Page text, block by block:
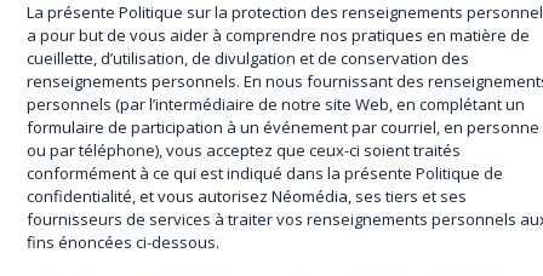
La présente Politique sur la protection des renseignements
a pour but de vous aider à comprendre nos pratiques en matière de
cueillette, d’utilisation, de divulgation et de conservation des
renseignements personnels. En nous fournissant des
personnels (par l’intermédiaire de notre site Web, en complétant un
formulaire de participation à un événement par courriel, en personne
ou par téléphone), vous acceptez que ceux-ci soient traités
conformément à ce qui est indiqué dans la présente Politique de
confidentialité, et vous autorisez Néomédia, ses tiers et ses
fournisseurs de services à traiter vos renseignements personnels
fins énoncées ci-dessous.